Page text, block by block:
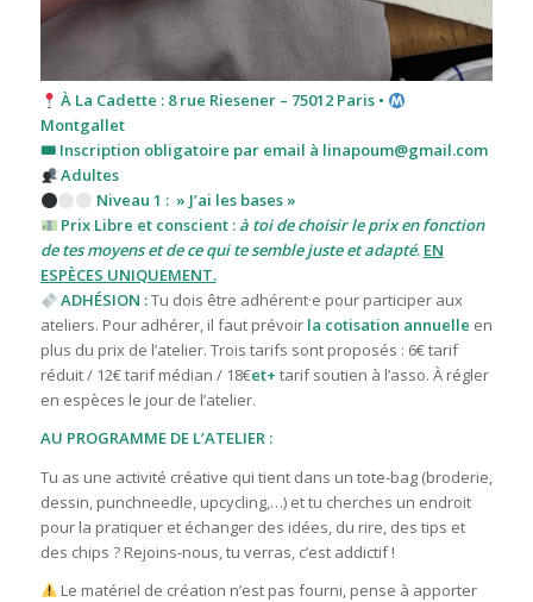
À La Cadette : 8 rue Riesener – 75012 Paris •
Montgallet
🎟 Inscription obligatoire par email à linapoum@gmail.com
Adultes
Niveau 1 : » J’ai les bases »
Prix Libre et conscient : à toi de choisir le prix en fonction
de tes moyens et de ce qui te semble juste et adapté. EN
ESPÈCES UNIQUEMENT.
ADHÉSION :Tu dois être adhérent·e pour participer aux
ateliers. Pour adhérer, il faut prévoir la cotisation annuelle en
plus du prix de l’atelier. Trois tarifs sont proposés : 6€ tarif
réduit / 12€ tarif médian / 18€et+ tarifsoutien à l’asso. À régler
en espèces le jour de l’atelier.
AU PROGRAMME DE L’ATELIER :
Tu as une activité créative qui tient dans un tote-bag (broderie,
dessin, punchneedle, upcycling,…) et tu cherches un endroit
pour la pratiquer et échanger des idées, du rire, des tips et
des chips ? Rejoins-nous, tu verras, c’est addictif !
Le matériel de création n’est pas fourni, pense à apporter